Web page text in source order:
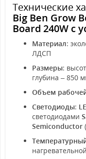
Технические
Big Ben Grow
Board 240W с
Материал:
ЛДСП
Размеры:
глубина – 850
Объем
Светодиоды:
светодиодами
Semiconductor